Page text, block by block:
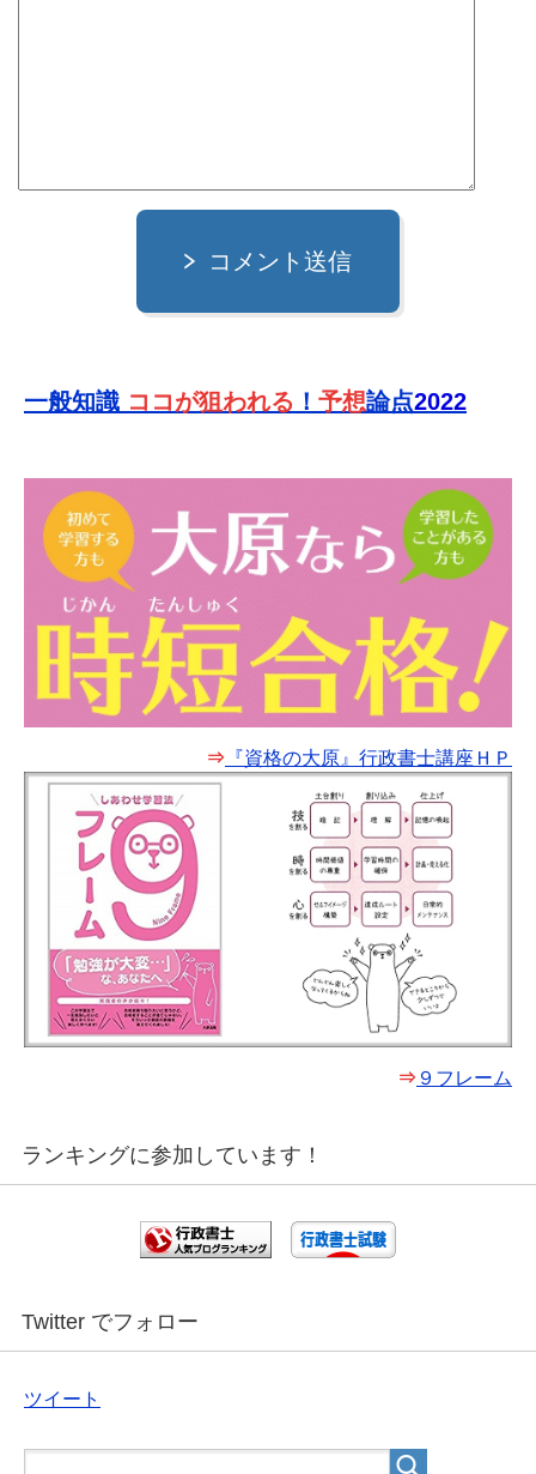
コメント送信
一般知識 ココが狙われる ！ 予想論点2022
⇒ 『資格の大原』行政書士講座ＨＰ
⇒ ９フレーム
ランキングに参加しています！
Twitter でフォロー
ツイート